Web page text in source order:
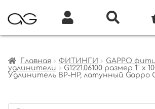
Главная ФИТИНГИ GAPPO
удлинители
G1221.06100 размер 1″ х
Удлинитель ВР-НР, латунный Gappo
Поиск